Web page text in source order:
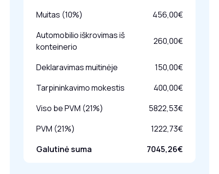
Muitas (10%)
456,00€
Automobilio iškrovimas iš
konteinerio
260,00€
Deklaravimas muitinėje
150,00€
Tarpininkavimo mokestis
400,00€
Viso be PVM (21%)
5822,53€
PVM (21%)
1222,73€
Galutinė suma
7045,26€